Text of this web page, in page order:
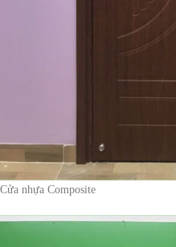
Cửa nhựa Composite